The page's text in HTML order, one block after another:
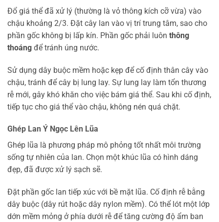
Đổ giá thể đã xử lý (thường là vỏ thông kích cỡ vừa) vào
chậu khoảng 2/3. Đặt cây lan vào vị trí trung tâm, sao cho
phần gốc không bị lấp kín. Phần gốc phải luôn thông
thoáng để tránh úng nước.
Sử dụng dây buộc mềm hoặc kẹp để cố định thân cây vào
chậu, tránh để cây bị lung lay. Sự lung lay làm tổn thương
rễ mới, gây khó khăn cho việc bám giá thể. Sau khi cố định,
tiếp tục cho giá thể vào chậu, không nén quá chặt.
Ghép Lan Ý Ngọc Lên Lũa
Ghép lũa là phương pháp mô phỏng tốt nhất môi trường
sống tự nhiên của lan. Chọn một khúc lũa có hình dáng
đẹp, đã được xử lý sạch sẽ.
Đặt phần gốc lan tiếp xúc với bề mặt lũa. Cố định rễ bằng
dây buộc (dây rút hoặc dây nylon mềm). Có thể lót một lớp
dớn mềm mỏng ở phía dưới rễ để tăng cường độ ẩm ban